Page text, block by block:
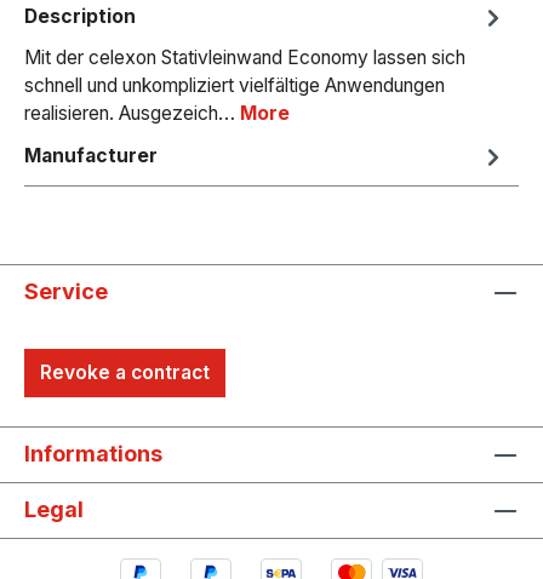
Description
Mit der celexon Stativleinwand Economy lassen sich
schnell und unkompliziert vielfältige Anwendungen
realisieren. Ausgezeich… More
Manufacturer
Service
Revoke a contract
Informations
Legal